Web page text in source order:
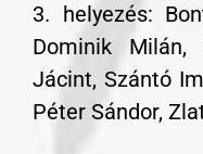
3. helyezés:
Dominik Milán,
Jácint, Szántó
Péter Sándor,